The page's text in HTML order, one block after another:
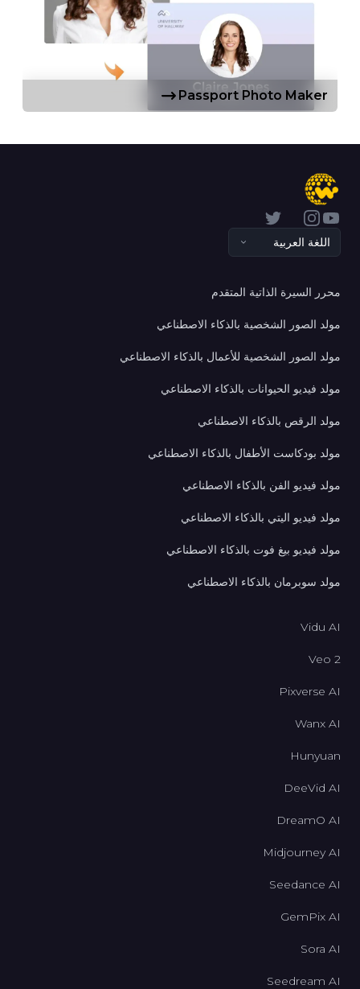
Passport Photo Maker
YouTube
Instagram
Twitter
اللغة العربية
محرر السيرة الذاتية المتقدم
مولد الصور الشخصية بالذكاء الاصطناعي
مولد الصور الشخصية للأعمال بالذكاء الاصطناعي
مولد فيديو الحيوانات بالذكاء الاصطناعي
مولد الرقص بالذكاء الاصطناعي
مولد بودكاست الأطفال بالذكاء الاصطناعي
مولد فيديو الفن بالذكاء الاصطناعي
مولد فيديو اليتي بالذكاء الاصطناعي
مولد فيديو بيغ فوت بالذكاء الاصطناعي
مولد سوبرمان بالذكاء الاصطناعي
Vidu AI
Veo 2
Pixverse AI
Wanx AI
Hunyuan
DeeVid AI
DreamO AI
Midjourney AI
Seedance AI
GemPix AI
Sora AI
Seedream AI